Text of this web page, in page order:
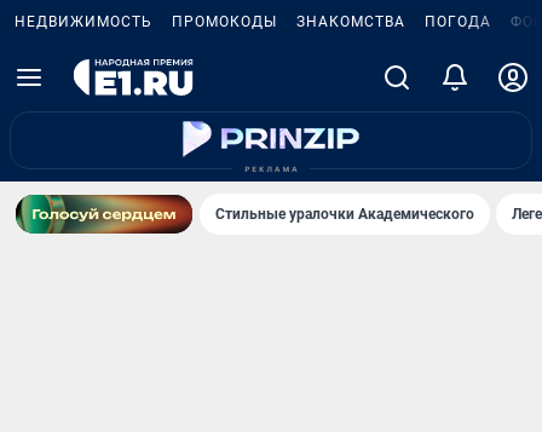
НЕДВИЖИМОСТЬ ПРОМОКОДЫ ЗНАКОМСТВА ПОГОДА
Стильные уралочки Академического